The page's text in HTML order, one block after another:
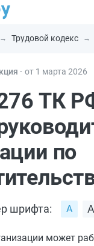
Трудовой кодекс
⸱ от 1 марта 2026
ТК
по
шрифта:
может